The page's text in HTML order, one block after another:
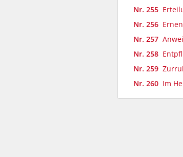
Nr. 255
Nr. 256
Nr. 257
Nr. 258
Nr. 259
Nr. 260 Im